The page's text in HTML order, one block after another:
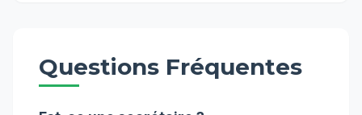
Questions Fréquentes